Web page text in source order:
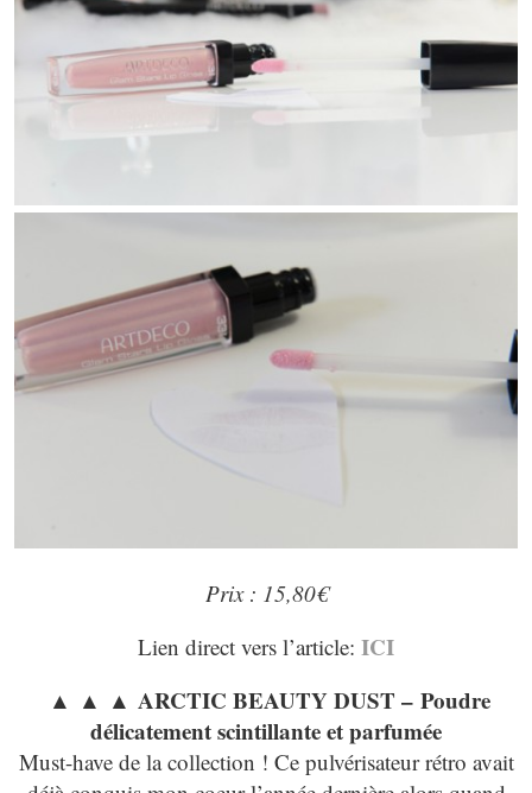
Prix : 15,80€
Lien direct vers l’article: ICI
▲ ▲ ▲ ARCTIC BEAUTY DUST – Poudre
délicatement scintillante et parfumée
Must-have de la collection ! Ce pulvérisateur rétro avait